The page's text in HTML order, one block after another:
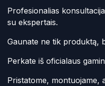
Profesionalias
su ekspertais.
Gaunate ne tik produktą,
Perkate iš oficialaus
Pristatome, montuojame,